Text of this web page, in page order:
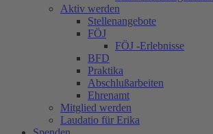
Aktiv werden
Stellenangebote
FÖJ
FÖJ -Erlebnisse
BFD
Praktika
Abschlußarbeiten
Ehrenamt
Mitglied werden
Laudatio für Erika